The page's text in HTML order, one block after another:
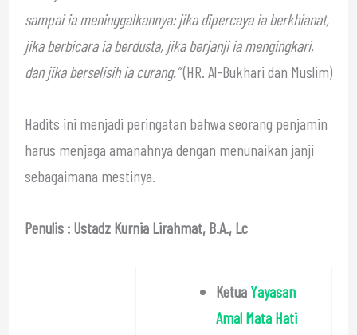
sampai ia meninggalkannya: jika dipercaya ia berkhianat,
jika berbicara ia berdusta, jika berjanji ia mengingkari,
dan jika berselisih ia curang.”(HR. Al-Bukhari dan Muslim)
Hadits ini menjadi peringatan bahwa seorang penjamin
harus menjaga amanahnya dengan menunaikan janji
sebagaimana mestinya.
Penulis : Ustadz Kurnia Lirahmat, B.A., Lc
Ketua Yayasan
Amal Mata Hati